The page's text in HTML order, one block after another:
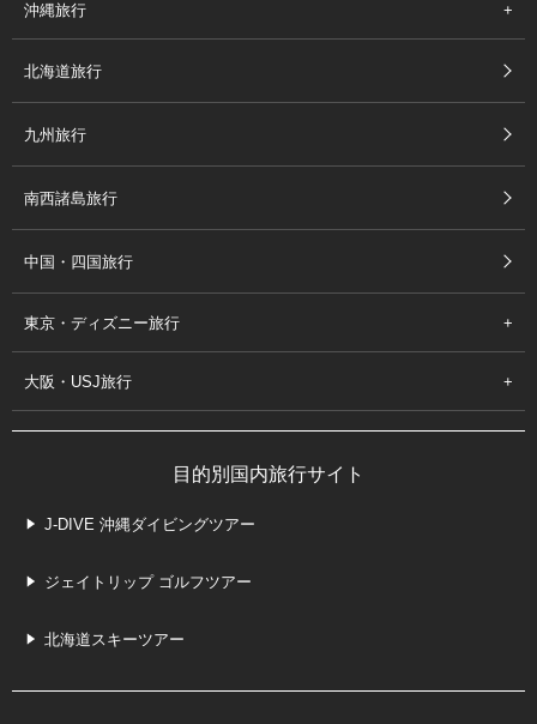
沖縄旅行
北海道旅行
九州旅行
南西諸島旅行
中国・四国旅行
東京・ディズニー旅行
大阪・USJ旅行
目的別国内旅行サイト
J-DIVE 沖縄ダイビングツアー
ジェイトリップ ゴルフツアー
北海道スキーツアー